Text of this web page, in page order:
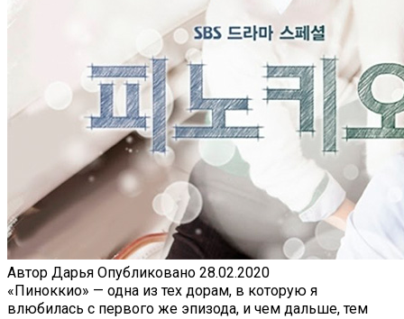
Автор Дарья Опубликовано 28.02.2020
«Пиноккио» — одна из тех дорам, в которую я
влюбилась с первого же эпизода, и чем дальше, тем